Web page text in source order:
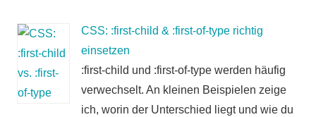
CSS: :first-child & :first-of-type richtig
einsetzen
:first-child und :first-of-type werden häufig
verwechselt. An kleinen Beispielen zeige
ich, worin der Unterschied liegt und wie du